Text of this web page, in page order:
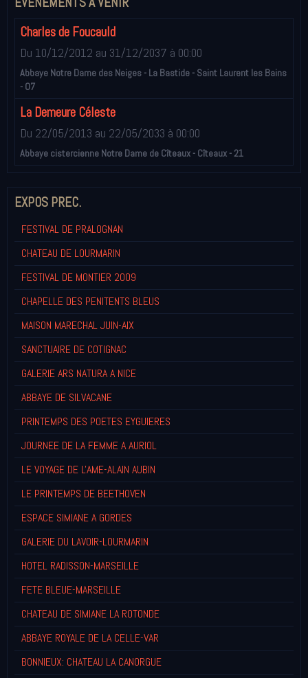
Charles de Foucauld
Du 10/12/2012 au 31/12/2037 à 00:00
Abbaye Notre Dame des Neiges - La Bastide - Saint Laurent les Bains
- 07
La Demeure Céleste
Du 22/05/2013 au 22/05/2033 à 00:00
Abbaye cistercienne Notre Dame de Cîteaux - Cîteaux - 21
EXPOS PREC.
FESTIVAL DE PRALOGNAN
CHATEAU DE LOURMARIN
FESTIVAL DE MONTIER 2009
CHAPELLE DES PENITENTS BLEUS
MAISON MARECHAL JUIN-AIX
SANCTUAIRE DE COTIGNAC
GALERIE ARS NATURA A NICE
ABBAYE DE SILVACANE
PRINTEMPS DES POETES EYGUIERES
JOURNEE DE LA FEMME A AURIOL
LE VOYAGE DE L'AME-ALAIN AUBIN
LE PRINTEMPS DE BEETHOVEN
ESPACE SIMIANE A GORDES
GALERIE DU LAVOIR-LOURMARIN
HOTEL RADISSON-MARSEILLE
FETE BLEUE-MARSEILLE
CHATEAU DE SIMIANE LA ROTONDE
ABBAYE ROYALE DE LA CELLE-VAR
BONNIEUX: CHATEAU LA CANORGUE